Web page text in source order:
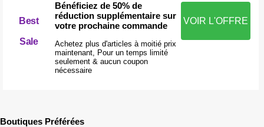
Best
Sale
Bénéficiez de 50% de
réduction supplémentaire sur
votre prochaine commande
Achetez plus d'articles à moitié prix
maintenant, Pour un temps limité
seulement & aucun coupon
nécessaire
VOIR L'OFFRE
Boutiques Préférées